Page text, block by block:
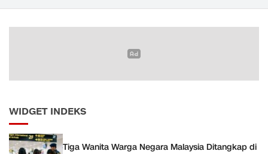
WIDGET INDEKS
Tiga Wanita Warga Negara Malaysia Ditangkap di